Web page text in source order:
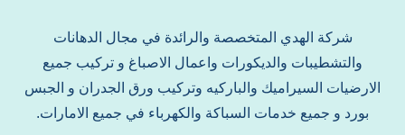
شركة الهدي المتخصصة والرائدة في مجال الدهانات
والتشطيبات والديكورات واعمال الاصباغ و تركيب جميع
الارضيات السيراميك والباركيه وتركيب ورق الجدران و الجبس
بورد و جميع خدمات السباكة والكهرباء في جميع الامارات.